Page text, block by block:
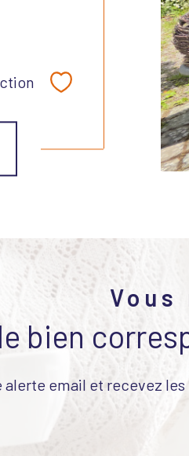
Sélectionner
Vous
le bien
alerte email et recevez